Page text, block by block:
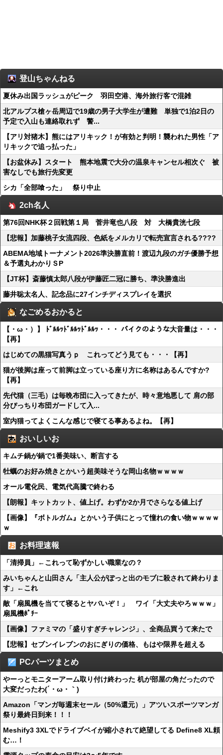
登山ちゃんねる
夏休み出国ラッシュがピーク 羽田空港、海外旅行客で混雑
北アルプス槍ヶ岳周辺で19歳の男子大学生が遭難 単独で1泊2日の
予定で入山も連絡取れず 警...
【アリ対猪木】熊にはアリキック！が有効と判明！襲われた男性「ア
リキックで追っ払った」
【お盆休み】スタート 熊本地震で大分の温泉キャンセル相次ぐ 被
害なしでも旅行先変更
シカ「全部喰った」 祭り中止
2ch名人
第76回NHK杯２回戦第１局 菅井竜也八段 対 大橋貴洸七段
【悲報】加藤桃子女流四段、色紙をメルカリで転売宣言される????
ABEMA地域トーナメント2026準決勝直前！渡辺九段のガチ優勝予想
＆予選丸わかりＳP
【JT杯】斎藤慎太郎八段が伊藤匠二冠に勝ち、準決勝進出
藤井聡太名人、記念品に27インチディスプレイを選択
なごめるおかると
【・ω・）】 ﾄﾞﾙﾙｯﾄﾞﾙﾙｯﾄﾞﾙﾙｯ・・・ バイクのような大音量は・・・
【再】
はじめての黒猫写真うｐ これってどう見ても・・・【再】
猫が後脚は座って前脚は立っている座り方に名称はあるんですか?
【再】
先代猫（三毛）は毎晩布団に入ってきたが、時々意地悪して 肩の部
分ぴっちり布団ガードして入...
室内猫ってよくこんな感じで寝てる事あるよね。【再】
おいしいお
キムチ鍋が鍋で1番美味い、断言する
牡蠣のお好み焼きとかいう超美味そうな岡山名物ｗｗｗｗ
オール電化民、電気代高騰で終わる
【朗報】キットカット、値上げ。わずか2か月でさらなる値上げ
【画像】『ボトルガム』とかいう子供にとって憧れの食い物ｗｗｗｗ
ｗ
お料理速報
「清掃員」←これって恥ずかしい職業なの？
みいちゃんと山田さん「主人公がぽっと出のモブに殺されて終わりま
す」←これ
敵「扇風機を当てて寝るとヤバいぞ！」 ワイ「大丈夫やろｗｗｗ」
扇風機ﾎﾟﾁｰ
【画像】ファミマの「盛りすぎチャレンジ」、全商品買うて来たで
【悲報】セブンイレブンのおにぎりの価格、もはや限界を超える
PCパーツまとめ
やーっとモニターアーム取り付け終わった 机が部屋の角だったので
大変だったわ(´・ω・｀)
Amazon「マンガ毎週末セール（50%還元）」アツいスポーツマンガ
祭り最終日到来！！！
Meshify3 3XLでドライブベイが縮小されて絶望してる Define8 XL頼
む…！